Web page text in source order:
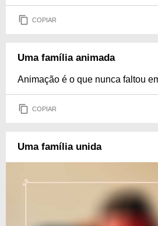
COPIAR
Uma família animada
Animação é o que nunca faltou
COPIAR
Uma família unida